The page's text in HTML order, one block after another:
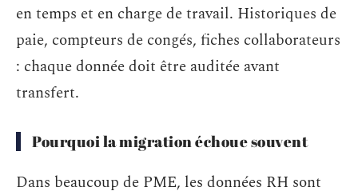
en temps et en charge de travail. Historiques de
paie, compteurs de congés, fiches collaborateurs
: chaque donnée doit être auditée avant
transfert.
Pourquoi la migration échoue souvent
Dans beaucoup de PME, les données RH sont